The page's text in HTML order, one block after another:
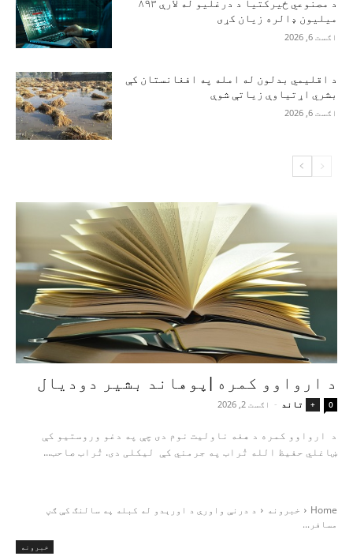
د مصنوعي ځیرکتیا د درغلیو له لارې ۸۹۳
میلیون ډالره زیان کړی
اګست 6, 2026
د اقلیمي بدلون له امله په افغانستان کې
بشري اړتیاوې زیاتې شوې
اګست 6, 2026
د ارواوو کمره |پوهاند بشیر دودیال
+ تاند - اګست 2, 2026 0
د ارواوو کمره د هغه ناولیت نوم دی چې په دغو وروستیو کې
ښاغلي حفیظ الله تُراب په جرمني کې لیکلی دی. تُراب صاحب...